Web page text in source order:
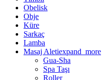
Obelisk
Obje
Küre
Sarkaç
Lamba
Masaj Aletiexpand_more
Gua-Sha
Spa Taşı
Roller